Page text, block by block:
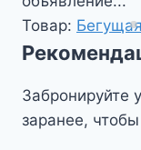
Забронируйте
заранее,